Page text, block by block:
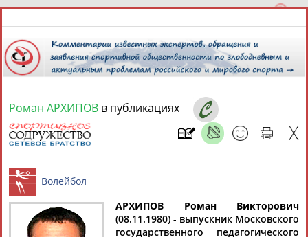
6 августа 2026 года,
СПОРТСМЕНЫ, ТРЕНЕРЫ И СПЕЦИАЛИСТЫ
Найдено: 13181персон Расширенный поиск
Роман АРХИПОВ в публикациях
АРХИПОВ Роман Викторович
(08.11.1980) - выпускник Московского
государственного педагогического